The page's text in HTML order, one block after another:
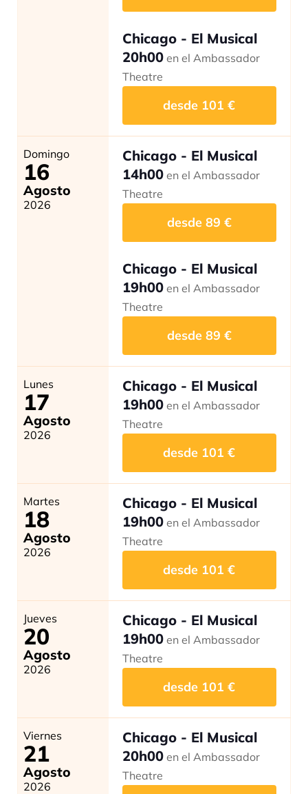
Chicago - El Musical
20h00 en el Ambassador
Theatre
desde 101 €
Domingo
16
Agosto
2026
Chicago - El Musical
14h00 en el Ambassador
Theatre
desde89 €
Chicago - El Musical
19h00 en el Ambassador
Theatre
desde89 €
Lunes
17
Agosto
2026
Chicago - El Musical
19h00 en el Ambassador
Theatre
desde 101 €
Martes
18
Agosto
2026
Chicago - El Musical
19h00 en el Ambassador
Theatre
desde 101 €
Jueves
20
Agosto
2026
Chicago - El Musical
19h00 en el Ambassador
Theatre
desde 101 €
Viernes
21
Agosto
2026
Chicago - El Musical
20h00 en el Ambassador
Theatre